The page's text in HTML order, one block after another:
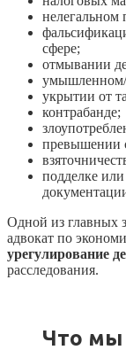
нелегальном
сфере;
отмывании
умышленном/
укрытии от
контрабанде;
превышении
подделке
Одной из главных
адвокат по
урегулирование
расследования.
Что мы